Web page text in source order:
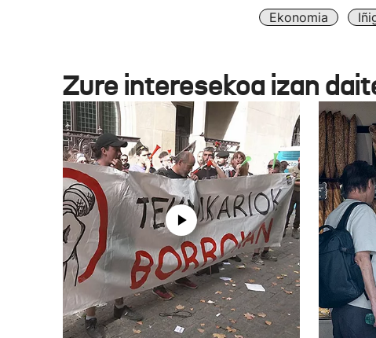
Ekonomia
Zure interesekoa izan